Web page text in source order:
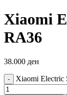
Xiaomi
RA36
38.000 ден
Xiaomi Electric